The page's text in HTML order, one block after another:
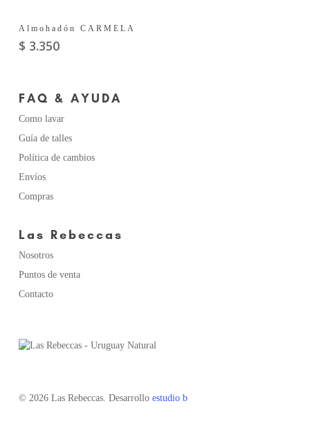
variantes.
Las
pueden
elegir
en
la
página
de
Añadir Al Carrito
Almohadón CARMELA
$ 3.350
FAQ & AYUDA
Como lavar
Guía de talles
Política de cambios
Envíos
Compras
Las Rebeccas
Nosotros
Puntos de venta
Contacto
© 2026 Las Rebeccas. Desarrollo estudio b